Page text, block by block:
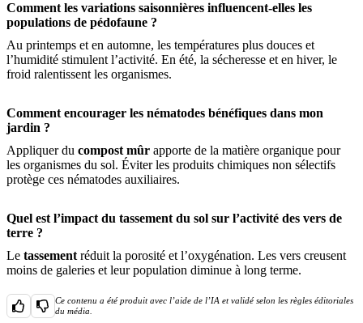
Comment les variations saisonnières influencent-elles les
populations de pédofaune ?
Au printemps et en automne, les températures plus douces et
l’humidité stimulent l’activité. En été, la sécheresse et en hiver, le
froid ralentissent les organismes.
Comment encourager les nématodes bénéfiques dans mon
jardin ?
Appliquer du compost mûr apporte de la matière organique pour
les organismes du sol. Éviter les produits chimiques non sélectifs
protège ces nématodes auxiliaires.
Quel est l’impact du tassement du sol sur l’activité des vers de
terre ?
Le tassement réduit la porosité et l’oxygénation. Les vers creusent
moins de galeries et leur population diminue à long terme.
Ce contenu a été produit avec l’aide de l’IA et validé selon les règles éditoriales
du média.